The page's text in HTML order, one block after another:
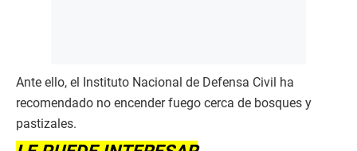
Ante ello, el Instituto Nacional de Defensa Civil ha
recomendado no encender fuego cerca de bosques y
pastizales.